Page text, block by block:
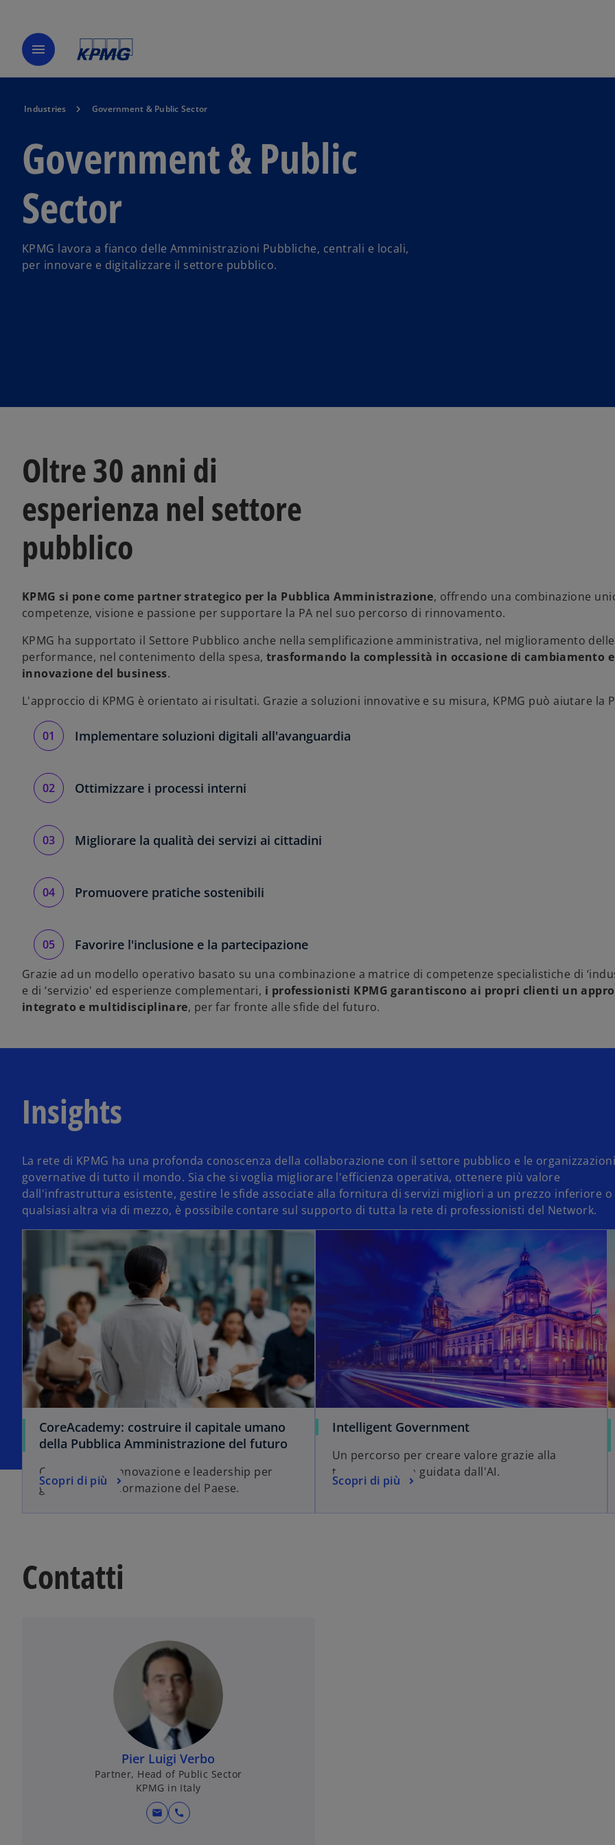
menu
Industries Government & Public Sector
Government & Public
Sector
KPMG lavora a fianco delle Amministrazioni Pubbliche, centrali e locali,
per innovare e digitalizzare il settore pubblico.
Oltre 30 anni di
esperienza nel settore
pubblico
KPMG si pone come partner strategico per la Pubblica Amministrazione, offrendo una combinazione
competenze, visione e passione per supportare la PA nel suo percorso di rinnovamento.
KPMG ha supportato il Settore Pubblico anche nella semplificazione amministrativa, nel miglioramento delle
performance, nel contenimento della spesa, trasformando la complessità in occasione di cambiamento e
innovazione del business.
L'approccio di KPMG è orientato ai risultati. Grazie a soluzioni innovative e su misura, KPMG può aiutare la
Implementare soluzioni digitali all'avanguardia
Ottimizzare i processi interni
Migliorare la qualità dei servizi ai cittadini
Promuovere pratiche sostenibili
Favorire l'inclusione e la partecipazione
Grazie ad un modello operativo basato su una combinazione a matrice di competenze specialistiche di
e di ‘servizio' ed esperienze complementari, i professionisti KPMG garantiscono ai propri clienti un
integrato e multidisciplinare, per far fronte alle sfide del futuro.
Insights
La rete di KPMG ha una profonda conoscenza della collaborazione con il settore pubblico e le
governative di tutto il mondo. Sia che si voglia migliorare l'efficienza operativa, ottenere più valore
dall'infrastruttura esistente, gestire le sfide associate alla fornitura di servizi migliori a un prezzo inferiore o
qualsiasi altra via di mezzo, è possibile contare sul supporto di tutta la rete di professionisti del Network.
CoreAcademy: costruire il capitale umano
della Pubblica Amministrazione del futuro
Competenze, innovazione e leadership per
guidare la trasformazione del Paese.
Scopri di più
Intelligent Government
Un percorso per creare valore grazie alla
trasformazione guidata dall'AI.
Scopri di più
Contatti
Pier Luigi Verbo
Partner, Head of Public Sector
KPMG in Italy
mail call